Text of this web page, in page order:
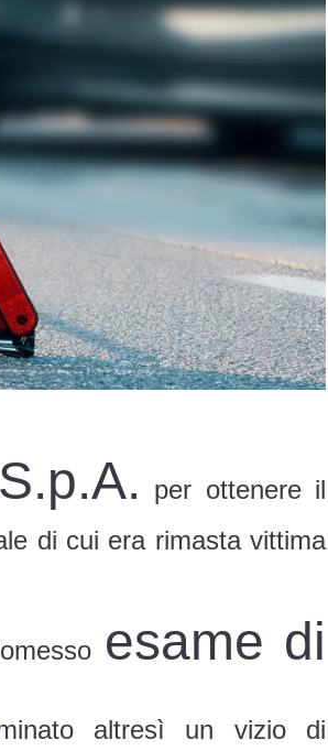
per ottenere il
di cui era rimasta vittima
esame di
altresì un vizio di